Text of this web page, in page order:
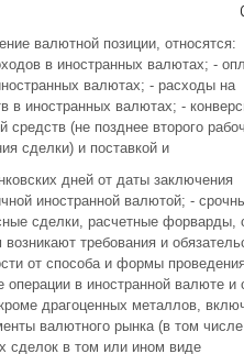
валютной позиции, относятся:
в иностранных валютах; -
валютах; - расходы на
в иностранных валютах; -
(не позднее второго
сделки) и поставкой и
дней от даты заключения
иностранной валютой; -
сделки, расчетные форварды,
требования и
от способа и формы
в иностранной валюте и
драгоценных металлов,
валютного рынка (в том числе
сделок в том или ином виде